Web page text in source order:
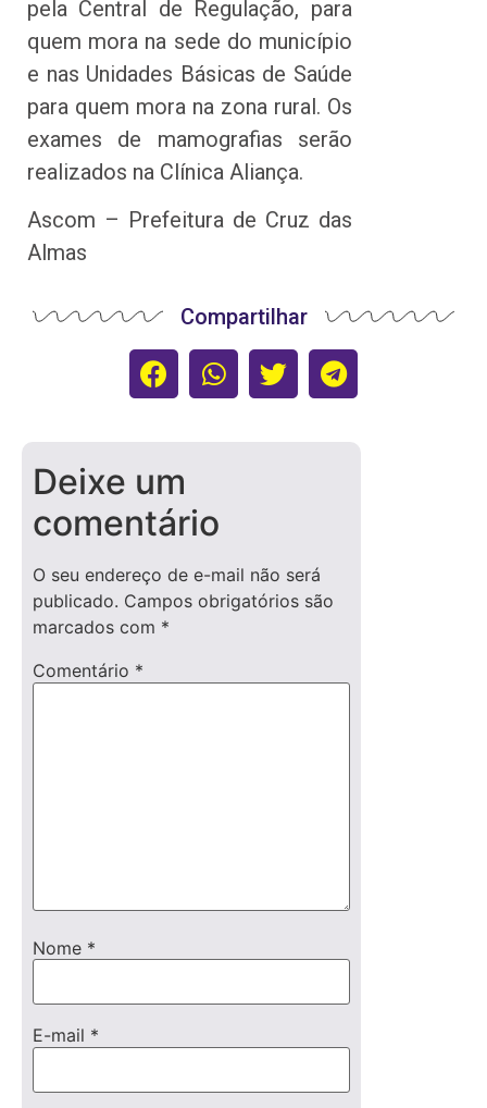
pela Central de Regulação, para
quem mora na sede do município
e nas Unidades Básicas de Saúde
para quem mora na zona rural. Os
exames de mamografias serão
realizados na Clínica Aliança.
Ascom – Prefeitura de Cruz das
Almas
Compartilhar
Deixe um
comentário
O seu endereço de e-mail não será
publicado. Campos obrigatórios são
marcados com *
Comentário *
Nome *
E-mail *